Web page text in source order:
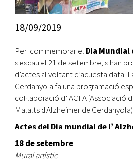
18/09/2019
Per commemorar el Dia Mundial
s'escau el 21 de setembre, s'han
d’actes al voltant d’aquesta data.
Cerdanyola fa una programació
col·laboració d’ ACFA (Associació
Malalts d'Alzheimer de Cerdanyola)
Actes del Dia mundial de l’
18 de setembre
Mural artístic